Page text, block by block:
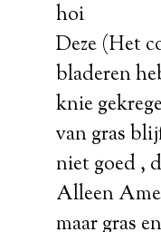
hoi
Deze (Het
bladeren
knie
van gras
niet goed ,
Alleen
maar gras